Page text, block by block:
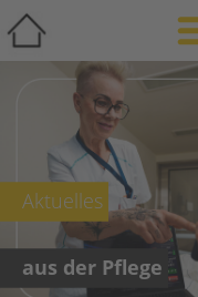
Aktuelles
aus der Pflege